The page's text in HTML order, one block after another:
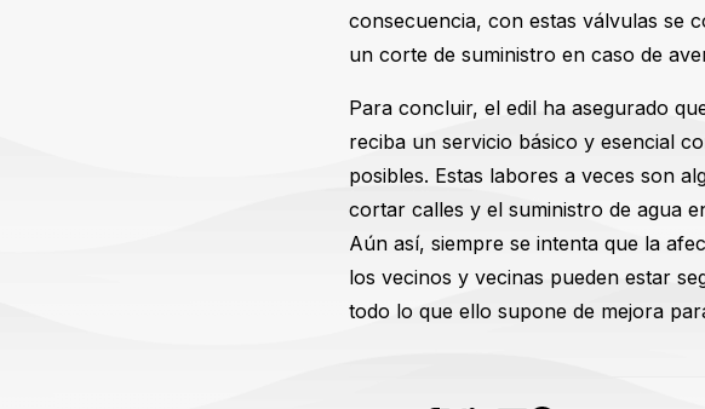
consecuencia, con estas válvulas se
un corte de suministro en caso de
Para concluir, el edil ha asegurado
reciba un servicio básico y esencial
posibles. Estas labores a veces son
cortar calles y el suministro de agua
Aún así, siempre se intenta que la
los vecinos y vecinas pueden estar
todo lo que ello supone de mejora